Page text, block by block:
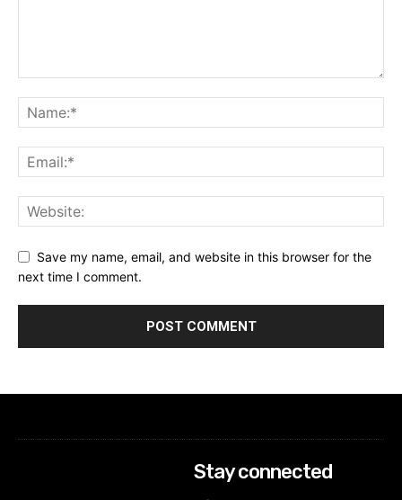
Save my name, email, and website in this browser for the
next time I comment.
Stay connected